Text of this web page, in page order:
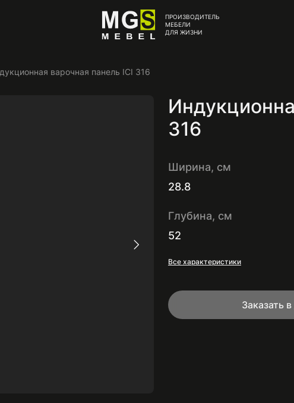
ПРОИЗВОДИТЕЛЬ
МЕБЕЛИ
ДЛЯ ЖИЗНИ
варочная панель ICI 316
316
Ширина, см
28.8
Глубина, см
52
Все характеристики
Заказать